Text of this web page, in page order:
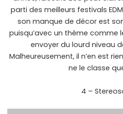
parti des meilleurs festivals
son manque de décor est
puisqu’avec un thème comme
envoyer du lourd niveau
Malheureusement, il n’en est
ne le classe
4 –